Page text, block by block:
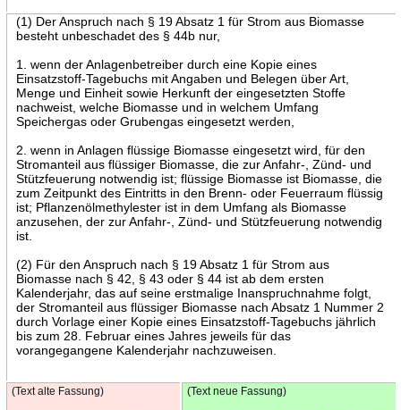
(1) Der Anspruch nach § 19 Absatz 1 für Strom aus Biomasse
besteht unbeschadet des § 44b nur,
1. wenn der Anlagenbetreiber durch eine Kopie eines
Einsatzstoff-Tagebuchs mit Angaben und Belegen über Art,
Menge und Einheit sowie Herkunft der eingesetzten Stoffe
nachweist, welche Biomasse und in welchem Umfang
Speichergas oder Grubengas eingesetzt werden,
2. wenn in Anlagen flüssige Biomasse eingesetzt wird, für den
Stromanteil aus flüssiger Biomasse, die zur Anfahr-, Zünd- und
Stützfeuerung notwendig ist; flüssige Biomasse ist Biomasse, die
zum Zeitpunkt des Eintritts in den Brenn- oder Feuerraum flüssig
ist; Pflanzenölmethylester ist in dem Umfang als Biomasse
anzusehen, der zur Anfahr-, Zünd- und Stützfeuerung notwendig
ist.
(2) Für den Anspruch nach § 19 Absatz 1 für Strom aus
Biomasse nach § 42, § 43 oder § 44 ist ab dem ersten
Kalenderjahr, das auf seine erstmalige Inanspruchnahme folgt,
der Stromanteil aus flüssiger Biomasse nach Absatz 1 Nummer 2
durch Vorlage einer Kopie eines Einsatzstoff-Tagebuchs jährlich
bis zum 28. Februar eines Jahres jeweils für das
vorangegangene Kalenderjahr nachzuweisen.
(Text alte Fassung) (Text neue Fassung)